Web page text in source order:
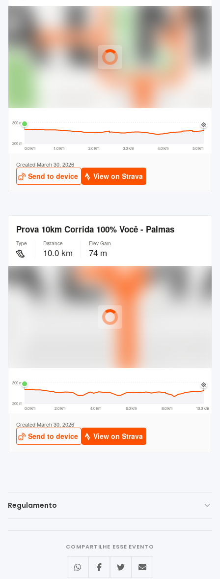
Regulamento
VOCÊ PALMAS
Corrida 100% VOCÊ
COMPARTILHE ESSE EVENTO